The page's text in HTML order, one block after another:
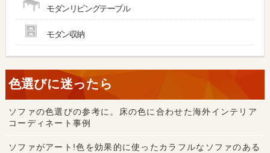
モダンリビングテーブル
モダン収納
色選びに迷ったら
ソファの色選びの参考に。床の色に合わせた海外インテリア
コーディネート事例
ソファがアート!色を効果的に使ったカラフルなソファのある